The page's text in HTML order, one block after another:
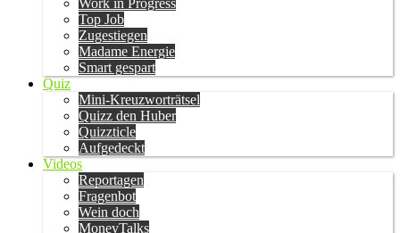
Work in Progress
Top Job
Zugestiegen
Madame Energie
Smart gespart
Quiz
Mini-Kreuzworträtsel
Quizz den Huber
Quizzticle
Aufgedeckt
Videos
Reportagen
Fragenbot
Wein doch
MoneyTalks